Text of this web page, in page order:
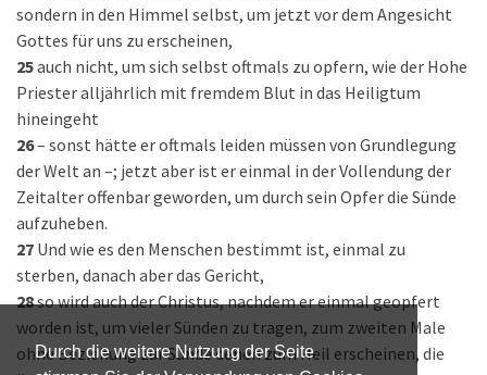
Durch die weitere Nutzung der Seite
sondern in den Himmel selbst, um jetzt vor dem Angesicht
Gottes für uns zu erscheinen,
25auch nicht, um sich selbst oftmals zu opfern, wie der Hohe
Priester alljährlich mit fremdem Blut in das Heiligtum
hineingeht
26– sonst hätte er oftmals leiden müssen von Grundlegung
der Welt an –; jetzt aber ist er einmal in der Vollendung der
Zeitalter offenbar geworden, um durch sein Opfer die Sünde
aufzuheben.
27 Und wie es den Menschen bestimmt ist, einmal zu
sterben, danach aber das Gericht,
28so wird auch der Christus, nachdem er einmal geopfert
worden ist, um vieler Sünden zu tragen, zum zweiten Male
ohne Beziehung zur Sünde denen zum Heil erscheinen, die